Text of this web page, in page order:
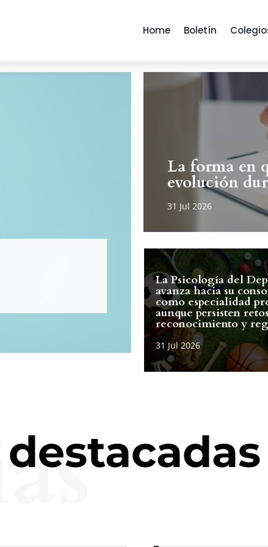
Home Boletín
La forma en
evolución
La Psicología del
avanza hacia su
como especialidad
aunque persisten
reconocimiento y